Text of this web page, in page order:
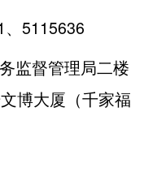
5115636
监督管理局二楼
博大厦（千家福